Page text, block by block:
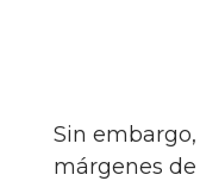
Sin
márgenes